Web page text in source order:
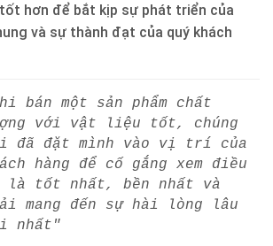
hơn để bắt kịp sự phát triển của
và sự thành đạt của quý khách
bán một sản phẩm chất
với vật liệu tốt, chúng
đã đặt mình vào vị trí của
hàng để cố gắng xem điều
là tốt nhất, bền nhất và
mang đến sự hài lòng lâu
nhất"